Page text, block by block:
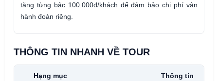
tăng từng bậc 100.000đ/khách để đảm bảo chi phí vận
hành đoàn riêng.
THÔNG TIN NHANH VỀ TOUR
Hạng mục Thông tin